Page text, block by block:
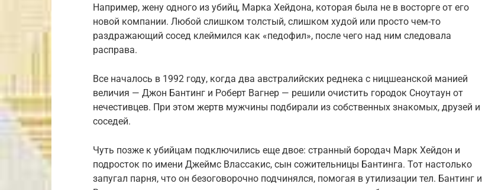
Например, жену одного из убийц, Марка Хейдона, которая была не в восторге от его
новой компании. Любой слишком толстый, слишком худой или просто чем-то
раздражающий сосед клеймился как «педофил», после чего над ним следовала
расправа.
Все началось в 1992 году, когда два австралийских реднека с ницшеанской манией
величия — Джон Бантинг и Роберт Вагнер — решили очистить городок Сноутаун от
нечестивцев. При этом жертв мужчины подбирали из собственных знакомых, друзей и
соседей.
Чуть позже к убийцам подключились еще двое: странный бородач Марк Хейдон и
подросток по имени Джеймс Влассакис, сын сожительницы Бантинга. Тот настолько
запугал парня, что он безоговорочно подчинялся, помогая в утилизации тел. Бантинг и